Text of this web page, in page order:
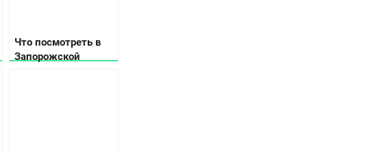
Что посмотреть в
Запорожской